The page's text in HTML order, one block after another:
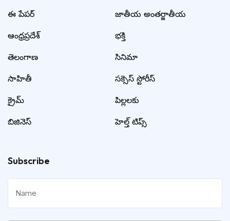
ఈ పేపర్
ఆంధ్రప్రదేశ్
తెలంగాణ
సాహితీ
క్రైమ్
బిజినెస్
జాతీయ అంతర్జాతీయ
భక్తి
సినిమా
సక్సెస్ స్టోరీస్
పిల్లలకు
హెల్త్ టిప్స్
Subscribe